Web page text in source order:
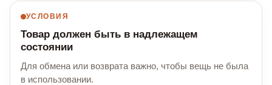
УСЛОВИЯ
Товар должен быть в надлежащем
состоянии
Для обмена или возврата важно, чтобы вещь не была
в использовании.